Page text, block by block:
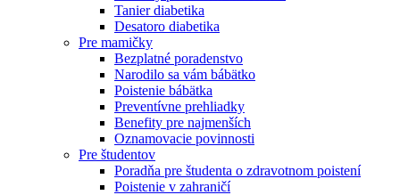
Tanier diabetika
Desatoro diabetika
Pre mamičky
Bezplatné poradenstvo
Narodilo sa vám bábätko
Poistenie bábätka
Preventívne prehliadky
Benefity pre najmenších
Oznamovacie povinnosti
Pre študentov
Poradňa pre študenta o zdravotnom poistení
Poistenie v zahraničí